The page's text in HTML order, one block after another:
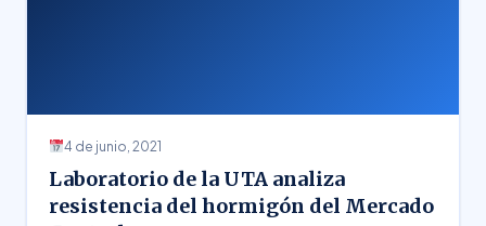
4 de junio, 2021
Laboratorio de la UTA analiza
resistencia del hormigón del Mercado